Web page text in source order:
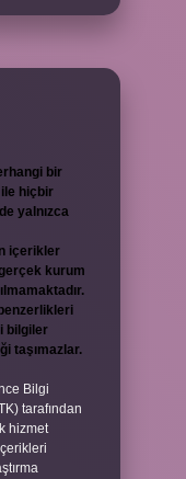
bir
hiçbir
yalnızca
içerikler
kurum
bilgiler
taşımazlar.
Bilgi
tarafından
hizmet